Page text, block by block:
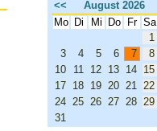
<< August 2026
Mo
Di Mi Do Fr Sa
1
3
4 5 6 7 8
10
11 12 13 14 15
17
18 19 20 21 22
24
25 26 27 28 29
31